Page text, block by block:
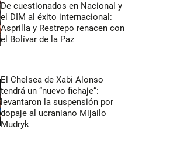
De cuestionados en Nacional y
el DIM al éxito internacional:
Asprilla y Restrepo renacen con
el Bolívar de la Paz
El Chelsea de Xabi Alonso
tendrá un “nuevo fichaje”:
levantaron la suspensión por
dopaje al ucraniano Mijailo
Mudryk